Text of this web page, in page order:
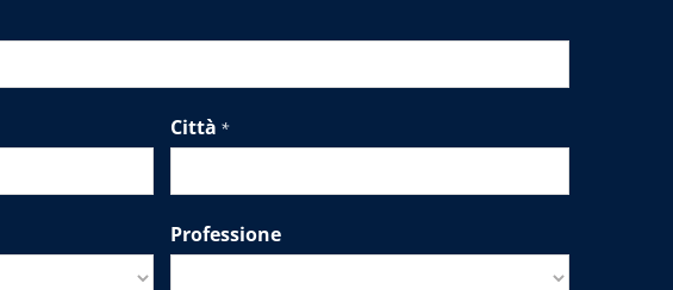
Città *
Professione